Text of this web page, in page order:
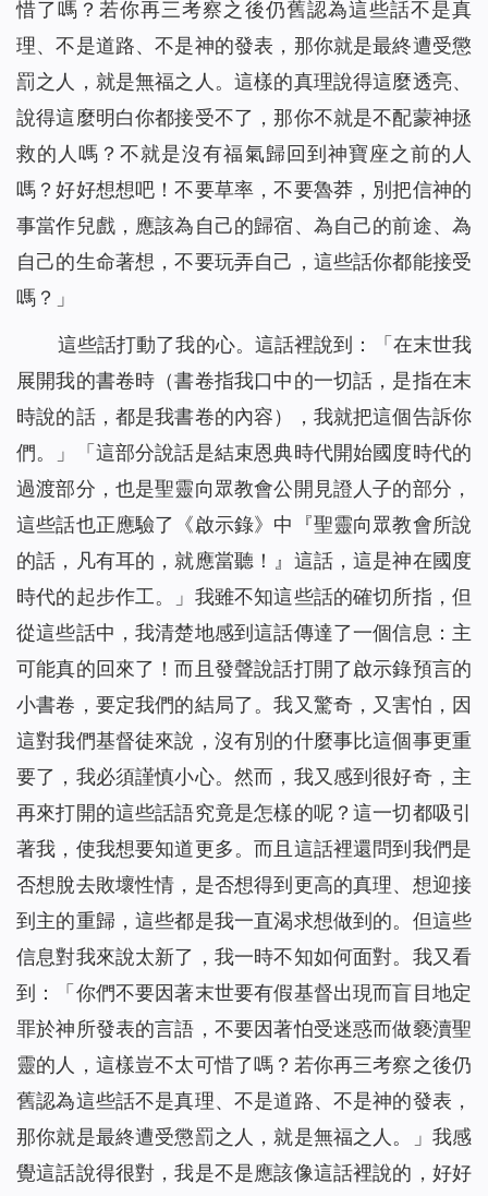
惜了嗎？若你再三考察之後仍舊認為這些話不是真
理、不是道路、不是神的發表，那你就是最終遭受懲
罰之人，就是無福之人。這樣的真理說得這麼透亮、
說得這麼明白你都接受不了，那你不就是不配蒙神拯
救的人嗎？不就是沒有福氣歸回到神寶座之前的人
嗎？好好想想吧！不要草率，不要魯莽，別把信神的
事當作兒戲，應該為自己的歸宿、為自己的前途、為
自己的生命著想，不要玩弄自己，這些話你都能接受
嗎？ 」
這些話打動了我的心。這話裡說到：「 在末世我
展開我的書卷時（書卷指我口中的一切話，是指在末
時說的話，都是我書卷的內容），我就把這個告訴你
們。
」「 這部分說話是結束恩典時代開始國度時代的
過渡部分，也是聖靈向眾教會公開見證人子的部分，
這些話也正應驗了《啟示錄》中『聖靈向眾教會所說
的話，凡有耳的，就應當聽！』這話，這是神在國度
時代的起步作工。
」我雖不知這些話的確切所指，但
從這些話中，我清楚地感到這話傳達了一個信息：主
可能真的回來了！而且發聲說話打開了啟示錄預言的
小書卷，要定我們的結局了。我又驚奇，又害怕，因
這對我們基督徒來說，沒有別的什麼事比這個事更重
要了，我必須謹慎小心。然而，我又感到很好奇，主
再來打開的這些話語究竟是怎樣的呢？這一切都吸引
著我，使我想要知道更多。而且這話裡還問到我們是
否想脫去敗壞性情，是否想得到更高的真理、想迎接
到主的重歸，這些都是我一直渴求想做到的。但這些
信息對我來說太新了，我一時不知如何面對。我又看
到：「 你們不要因著末世要有假基督出現而盲目地定
罪於神所發表的言語，不要因著怕受迷惑而做褻瀆聖
靈的人，這樣豈不太可惜了嗎？若你再三考察之後仍
舊認為這些話不是真理、不是道路、不是神的發表，
那你就是最終遭受懲罰之人，就是無福之人。
」我感
覺這話說得很對，我是不是應該像這話裡說的，好好